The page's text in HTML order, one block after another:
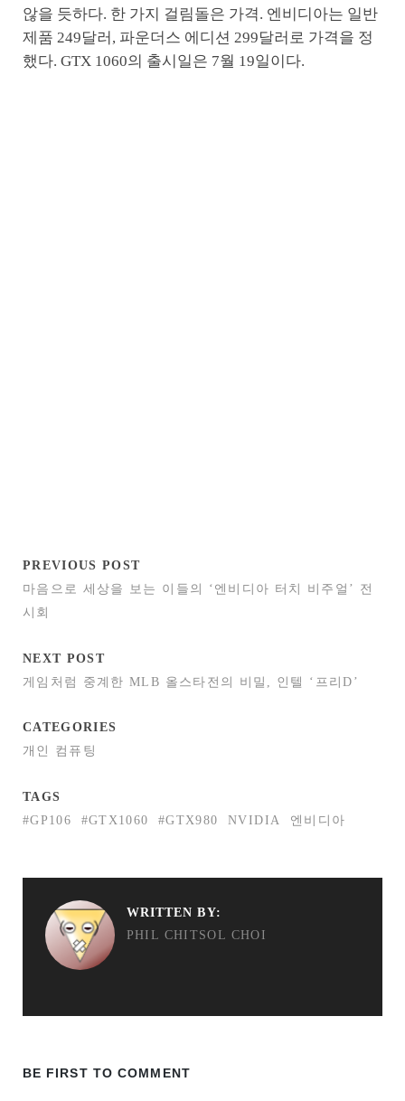
않을 듯하다. 한 가지 걸림돌은 가격. 엔비디아는 일반
제품 249달러, 파운더스 에디션 299달러로 가격을 정
했다. GTX 1060의 출시일은 7월 19일이다.
PREVIOUS POST
마음으로 세상을 보는 이들의 ‘엔비디아 터치 비주얼’ 전
시회
NEXT POST
게임처럼 중계한 MLB 올스타전의 비밀, 인텔 ‘프리D’
CATEGORIES
개인 컴퓨팅
TAGS
#GP106
#GTX1060 #GTX980 NVIDIA 엔비디아
WRITTEN BY:
PHIL CHITSOL CHOI
BE FIRST TO COMMENT